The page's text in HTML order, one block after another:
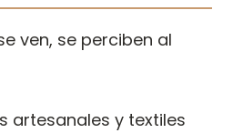
ven, se perciben al
artesanales y textiles